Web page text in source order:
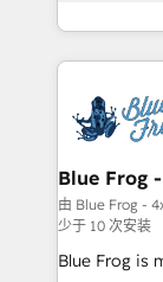
Migration,
team of 25+ experts Contact
get more
Excellence.
strengthen
drive your business
dedicated to
team (50+),
B2B sectors
business
Blue Frog
Winner
由 Blue Frog -
少于 10 次安装
Blue Frog is